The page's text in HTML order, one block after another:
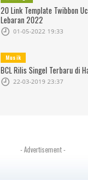
20 Link Template Twibbon
Lebaran 2022
01-05-2022 19:33
Musik
BCL Rilis Singel Terbaru di
22-03-2019 23:37
- Advertisement -